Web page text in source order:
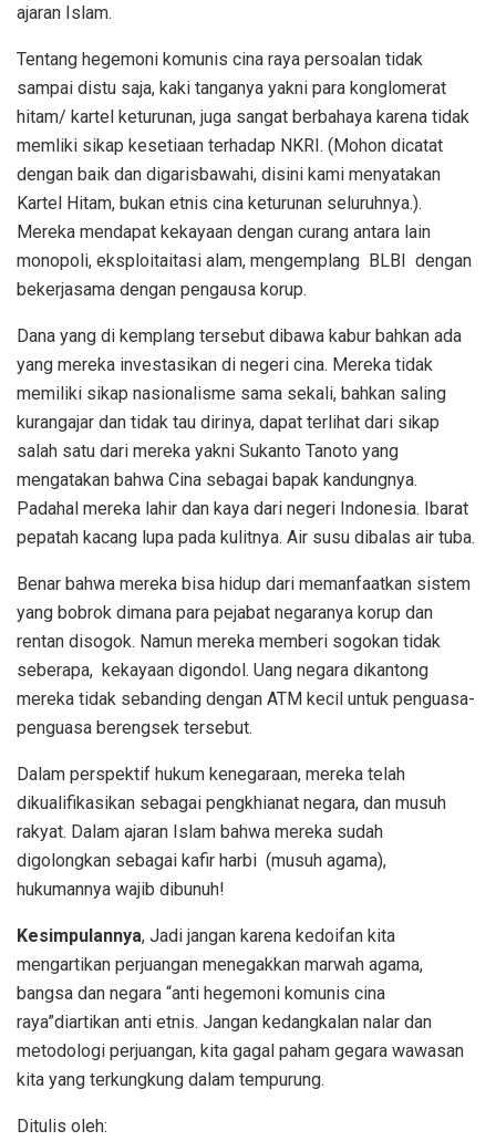
ajaran Islam.
Tentang hegemoni komunis cina raya persoalan tidak
sampai distu saja, kaki tanganya yakni para konglomerat
hitam/ kartel keturunan, juga sangat berbahaya karena tidak
memliki sikap kesetiaan terhadap NKRI. (Mohon dicatat
dengan baik dan digarisbawahi, disini kami menyatakan
Kartel Hitam, bukan etnis cina keturunan seluruhnya.).
Mereka mendapat kekayaan dengan curang antara lain
monopoli, eksploitaitasi alam, mengemplang BLBI dengan
bekerjasama dengan pengausa korup.
Dana yang di kemplang tersebut dibawa kabur bahkan ada
yang mereka investasikan di negeri cina. Mereka tidak
memiliki sikap nasionalisme sama sekali, bahkan saling
kurangajar dan tidak tau dirinya, dapat terlihat dari sikap
salah satu dari mereka yakni Sukanto Tanoto yang
mengatakan bahwa Cina sebagai bapak kandungnya.
Padahal mereka lahir dan kaya dari negeri Indonesia. Ibarat
pepatah kacang lupa pada kulitnya. Air susu dibalas air tuba.
Benar bahwa mereka bisa hidup dari memanfaatkan sistem
yang bobrok dimana para pejabat negaranya korup dan
rentan disogok. Namun mereka memberi sogokan tidak
seberapa, kekayaan digondol. Uang negara dikantong
mereka tidak sebanding dengan ATM kecil untuk penguasa-
penguasa berengsek tersebut.
Dalam perspektif hukum kenegaraan, mereka telah
dikualifikasikan sebagai pengkhianat negara, dan musuh
rakyat. Dalam ajaran Islam bahwa mereka sudah
digolongkan sebagai kafir harbi (musuh agama),
hukumannya wajib dibunuh!
Kesimpulannya, Jadi jangan karena kedoifan kita
mengartikan perjuangan menegakkan marwah agama,
bangsa dan negara “anti hegemoni komunis cina
raya”diartikan anti etnis. Jangan kedangkalan nalar dan
metodologi perjuangan, kita gagal paham gegara wawasan
kita yang terkungkung dalam tempurung.
Ditulis oleh: